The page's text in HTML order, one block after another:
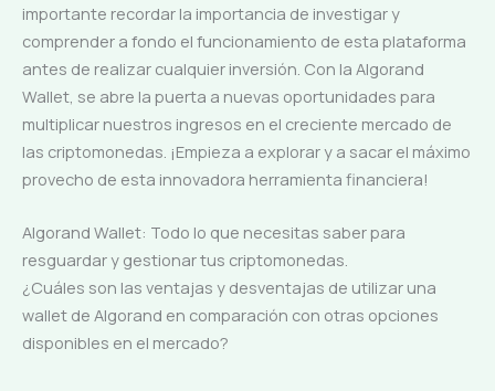
importante recordar la importancia de investigar y
comprender a fondo el funcionamiento de esta plataforma
antes de realizar cualquier inversión. Con la Algorand
Wallet, se abre la puerta a nuevas oportunidades para
multiplicar nuestros ingresos en el creciente mercado de
las criptomonedas. ¡Empieza a explorar y a sacar el máximo
provecho de esta innovadora herramienta financiera!
Algorand Wallet: Todo lo que necesitas saber para
resguardar y gestionar tus criptomonedas.
¿Cuáles son las ventajas y desventajas de utilizar una
wallet de Algorand en comparación con otras opciones
disponibles en el mercado?